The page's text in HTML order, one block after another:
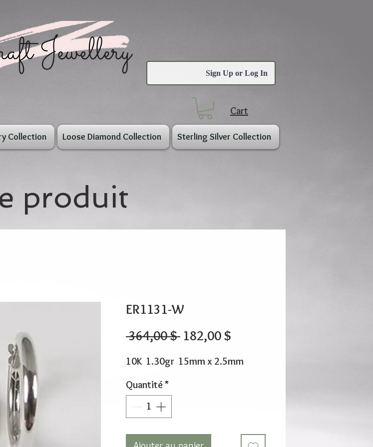
Sign Up or Log In
Cart
Collection Loose Diamond Collection Sterling Silver Collection
produit
ER1131-W
364,00 $ Prix
182,00 $
10K 1.30gr 15mm x 2.5mm
Quantité*